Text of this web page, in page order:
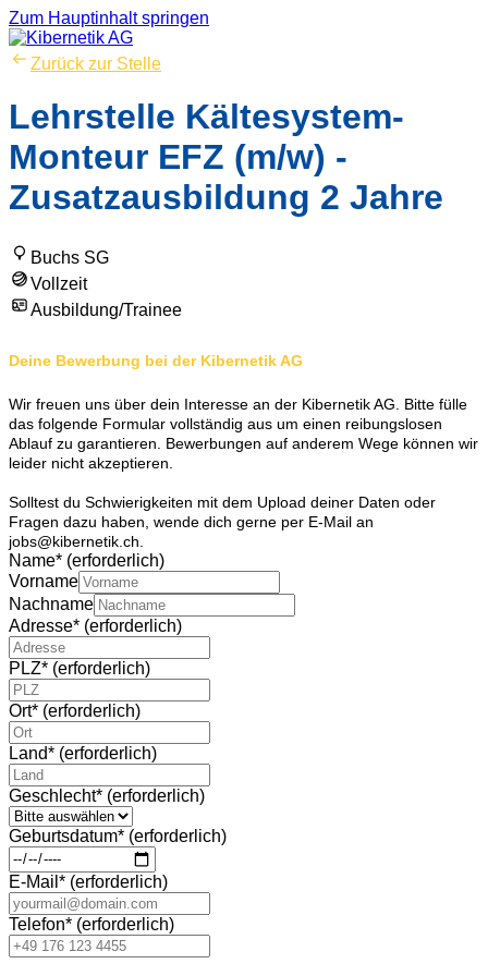
Zum Hauptinhalt springen
Zurück zur Stelle
Lehrstelle Kältesystem-
Monteur EFZ (m/w) -
Zusatzausbildung 2 Jahre
Buchs SG
Vollzeit
Ausbildung/Trainee
Deine Bewerbung bei der Kibernetik AG
Wir freuen uns über dein Interesse an der Kibernetik AG. Bitte fülle
das folgende Formular vollständig aus um einen reibungslosen
Ablauf zu garantieren. Bewerbungen auf anderem Wege können wir
leider nicht akzeptieren.
Solltest du Schwierigkeiten mit dem Upload deiner Daten oder
Fragen dazu haben, wende dich gerne per E-Mail an
jobs@kibernetik.ch.
Name* (erforderlich)
Vorname
Nachname
Adresse* (erforderlich)
PLZ* (erforderlich)
Ort* (erforderlich)
Land* (erforderlich)
Geschlecht* (erforderlich)
Geburtsdatum* (erforderlich)
E-Mail * (erforderlich)
Telefon* (erforderlich)